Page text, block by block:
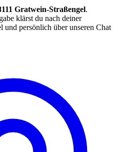
Gratwein-Straßengel.
klärst du nach deiner
und persönlich über unseren Chat